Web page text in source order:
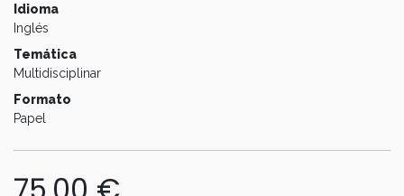
Idioma
Inglés
Temática
Multidisciplinar
Formato
Papel